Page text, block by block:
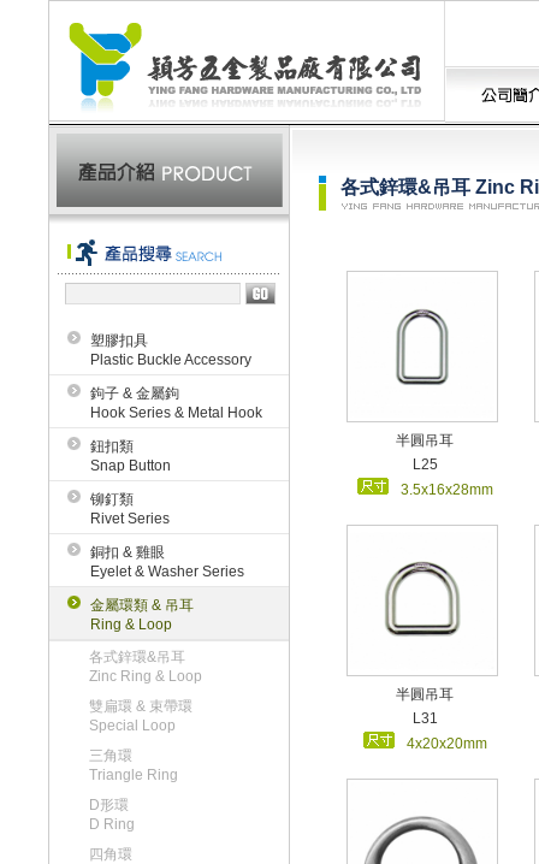
塑膠扣具
Plastic Buckle Accessory
鉤子 & 金屬鉤
Hook Series & Metal Hook
鈕扣類
Snap Button
铆釘類
Rivet Series
銅扣 & 雞眼
Eyelet & Washer Series
金屬環類 & 吊耳
Ring & Loop
各式鋅環&吊耳
Zinc Ring & Loop
雙扁環 & 束帶環
Special Loop
三角環
Triangle Ring
D形環
D Ring
四角環
各式鋅環&吊耳 Zinc
半圓吊耳
L25
3.5x16x28mm
半圓吊耳
L31
4x20x20mm